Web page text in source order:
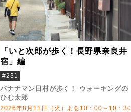
「いと次郎が歩く！長野県奈良井
宿」編
#231
バナナマン日村が歩く！ ウォーキングの
ひむ太郎
2026年8月11日（火）よる10：00～10：30